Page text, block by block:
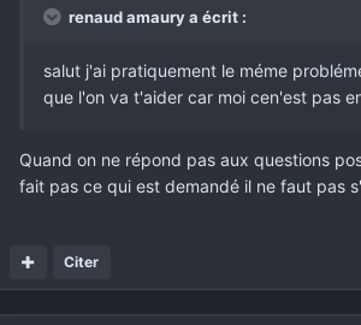
renaud amaury a écrit :
salut j'ai pratiquement le méme
que l'on va t'aider car moi cen'est pas
Quand on ne répond pas aux questions
fait pas ce qui est demandé il ne faut pas
Citer